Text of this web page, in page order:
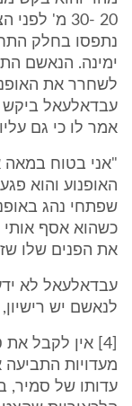
20 -30 מ'
נתפסו בחלק
ימינה. הנאשם
לשחרר את
עבדאלעאל ביקש
אמר לו כי גם
"אני בטוח במאה
האופנוע והוא
שפתחי נהג
כשהוא אסף אותי
את הפנים שלו שזה
עבדאלעאל לא
לנאשם יש
[4] אין לקבל
מעדויות התביעה
עדותו של סמיר,